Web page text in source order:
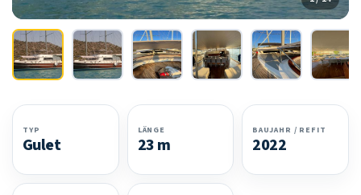
TYP
Gulet
LÄNGE
23 m
BAUJAHR / REFIT
2022